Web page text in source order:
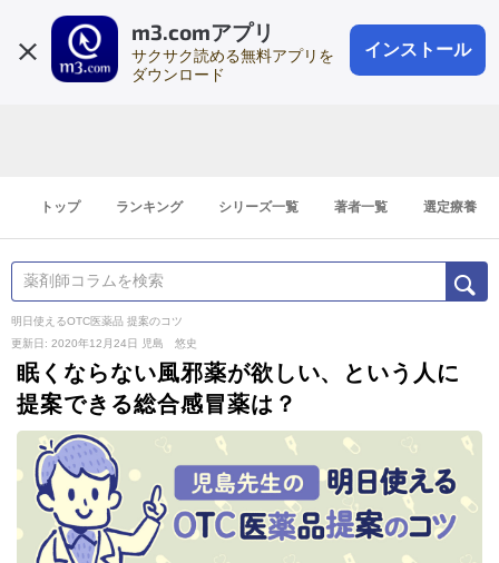
m3.comアプリ
サクサク読める無料アプリを
ダウンロード
インストール
会員登録
登録1分
トップ ランキング シリーズ一覧 著者一覧 選定療養
明日使えるOTC医薬品 提案のコツ
更新日: 2020年12月24日
児島 悠史
眠くならない風邪薬が欲しい、という人に
提案できる総合感冒薬は？